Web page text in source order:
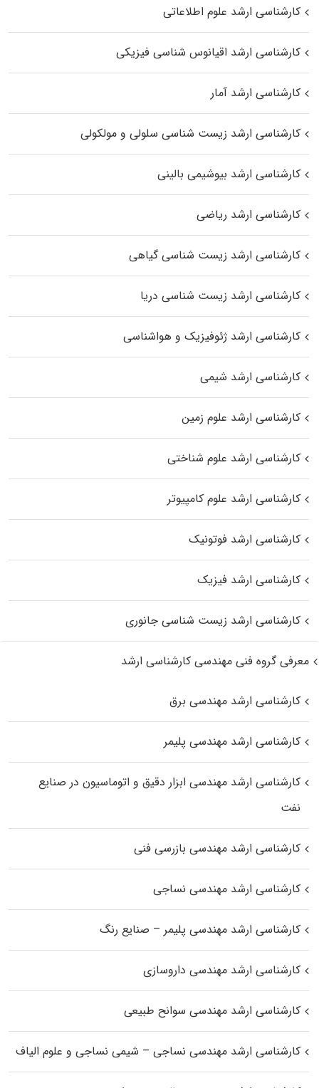
کارشناسی ارشد علوم اطلاعاتی
کارشناسی ارشد اقیانوس‌ شناسی فیزیکی
کارشناسی ارشد آمار
کارشناسی ارشد زیست شناسی سلولی و مولکولی
کارشناسی ارشد بیوشیمی بالینی
کارشناسی ارشد ریاضی
کارشناسی ارشد زیست‌ شناسی گیاهی
کارشناسی ارشد زیست‌ شناسی دریا
کارشناسی ارشد ژئوفیزیک و هواشناسی
کارشناسی ارشد شیمی
کارشناسی ارشد علوم زمین
کارشناسی ارشد علوم شناختی
کارشناسی ارشد علوم کامپیوتر
کارشناسی ارشد فوتونیک
کارشناسی ارشد فیزیک
کارشناسی ارشد زیست‌ شناسی جانوری
معرفی گروه فنی مهندسی کارشناسی ارشد
کارشناسی ارشد مهندسی برق
کارشناسی ارشد مهندسی پلیمر
کارشناسی ارشد مهندسی ابزار دقیق و اتوماسیون در صنایع
نفت
کارشناسی ارشد مهندسی بازرسی فنی
کارشناسی ارشد مهندسی نساجی
کارشناسی ارشد مهندسی پلیمر – صنایع رنگ
کارشناسی ارشد مهندسی داروسازی
کارشناسی ارشد مهندسی سوانح طبیعی
کارشناسی ارشد مهندسی نساجی – شیمی نساجی و علوم الیاف